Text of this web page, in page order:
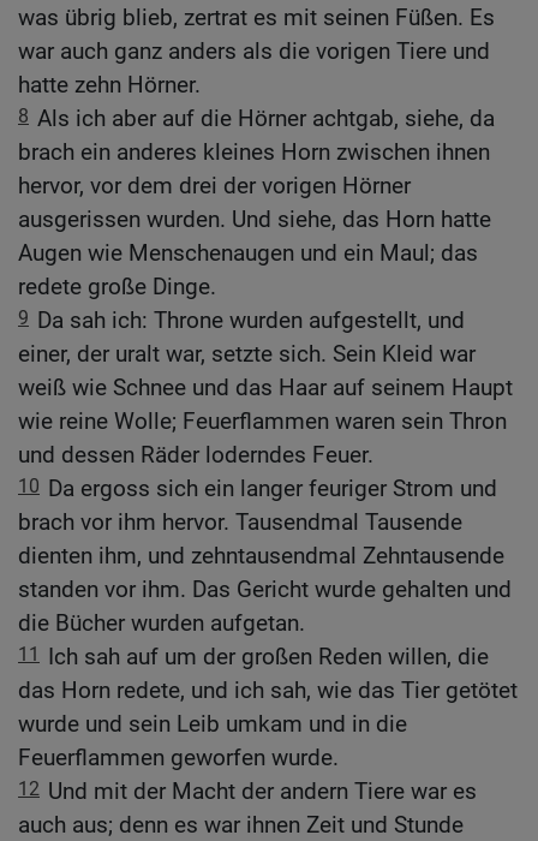
was übrig blieb, zertrat es mit seinen Füßen. Es
war auch ganz anders als die vorigen Tiere und
hatte zehn Hörner.
8 Als ich aber auf die Hörner achtgab, siehe, da
brach ein anderes kleines Horn zwischen ihnen
hervor, vor dem drei der vorigen Hörner
ausgerissen wurden. Und siehe, das Horn hatte
Augen wie Menschenaugen und ein Maul; das
redete große Dinge.
9 Da sah ich: Throne wurden aufgestellt, und
einer, der uralt war, setzte sich. Sein Kleid war
weiß wie Schnee und das Haar auf seinem Haupt
wie reine Wolle; Feuerflammen waren sein Thron
und dessen Räder loderndes Feuer.
10 Da ergoss sich ein langer feuriger Strom und
brach vor ihm hervor. Tausendmal Tausende
dienten ihm, und zehntausendmal Zehntausende
standen vor ihm. Das Gericht wurde gehalten und
die Bücher wurden aufgetan.
11
Ich sah auf um der großen Reden willen, die
das Horn redete, und ich sah, wie das Tier getötet
wurde und sein Leib umkam und in die
Feuerflammen geworfen wurde.
12 Und mit der Macht der andern Tiere war es
auch aus; denn es war ihnen Zeit und Stunde